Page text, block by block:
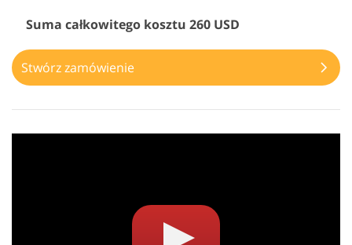
Suma całkowitego kosztu 260 USD
Stwórz zamówienie